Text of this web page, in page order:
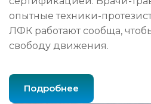
опытные техники-
ЛФК работают сообща,
свободу движения.
Подробнее